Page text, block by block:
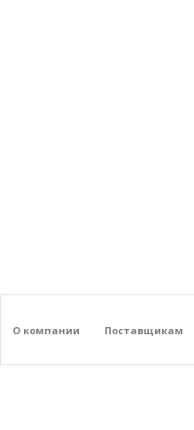
О компании Поставщикам